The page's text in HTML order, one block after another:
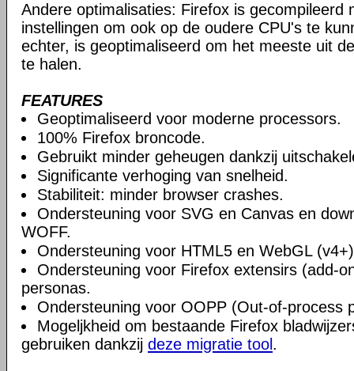
Andere optimalisaties: Firefox is gecompileerd
instellingen om ook op de oudere CPU's te
echter, is geoptimaliseerd om het meeste uit
te halen.
FEATURES
Geoptimaliseerd voor moderne processors.
100% Firefox broncode.
Gebruikt minder geheugen dankzij
Significante verhoging van snelheid.
Stabiliteit: minder browser crashes.
Ondersteuning voor SVG en Canvas en
WOFF.
Ondersteuning voor HTML5 en WebGL
Ondersteuning voor Firefox extensirs (add-
personas.
Ondersteuning voor OOPP (Out-of-process
Mogeljkheid om bestaande Firefox
gebruiken dankzij deze migratie tool .